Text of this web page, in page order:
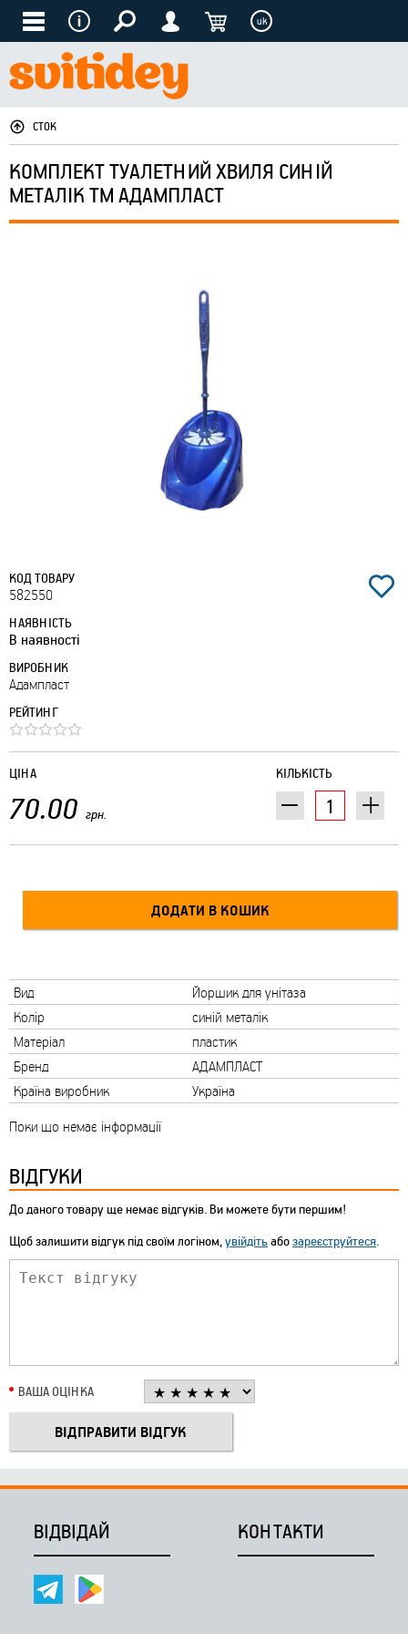
uk
СТОК
КОМПЛЕКТ ТУАЛЕТНИЙ ХВИЛЯ СИНІЙ
МЕТАЛІК ТМ АДАМПЛАСТ
КОД ТОВАРУ
582550
НАЯВНІСТЬ
В наявності
ВИРОБНИК
Адампласт
РЕЙТИНГ
КІЛЬКІСТЬ
ЦІНА
70.00 грн.
Вид
Йоршик для унітаза
Колір
синій металік
Матеріал
пластик
Бренд
АДАМПЛАСТ
Країна виробник
Україна
Поки що немає інформації
ВІДГУКИ
До даного товару ще немає відгуків. Ви можете бути першим!
Щоб залишити відгук під своїм логіном,увійдітьабозареєструйтеся.
ВАША ОЦІНКА
ВІДВІДАЙ КОНТАКТИ